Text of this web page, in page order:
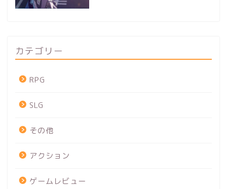
カテゴリー
RPG
SLG
その他
アクション
ゲームレビュー